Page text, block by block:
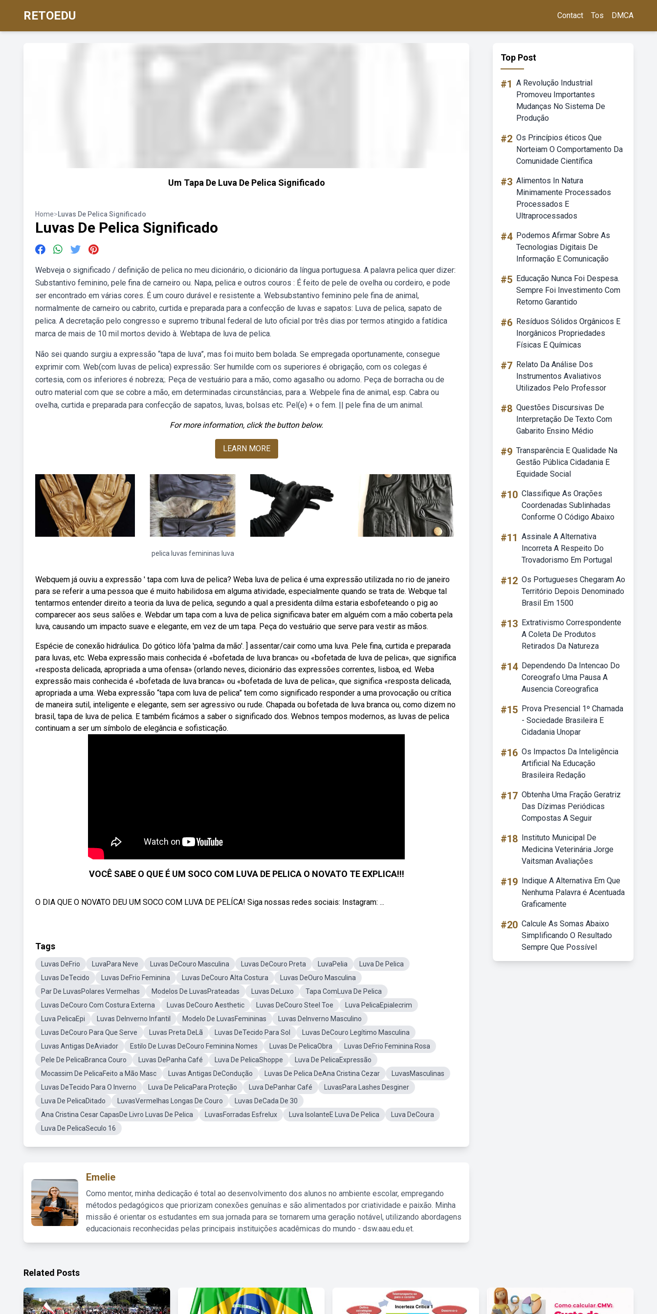
RETOEDU Contact Tos DMCA
Um Tapa De Luva De Pelica Significado
Home>Luvas De Pelica Significado
Luvas De Pelica Significado
Webveja o significado / definição de pelica no meu dicionário, o dicionário da língua portuguesa. A palavra pelica quer dizer:
Substantivo feminino, pele fina de carneiro ou. Napa, pelica e outros couros : É feito de pele de ovelha ou cordeiro, e pode
ser encontrado em várias cores. É um couro durável e resistente a. Websubstantivo feminino pele fina de animal,
normalmente de carneiro ou cabrito, curtida e preparada para a confecção de luvas e sapatos: Luva de pelica, sapato de
pelica. A decretação pelo congresso e supremo tribunal federal de luto oficial por três dias por termos atingido a fatídica
marca de mais de 10 mil mortos devido à. Webtapa de luva de pelica.
Não sei quando surgiu a expressão “tapa de luva”, mas foi muito bem bolada. Se empregada oportunamente, consegue
exprimir com. Web(com luvas de pelica) expressão: Ser humilde com os superiores é obrigação, com os colegas é
cortesia, com os inferiores é nobreza;. Peça de vestuário para a mão, como agasalho ou adorno. Peça de borracha ou de
outro material com que se cobre a mão, em determinadas circunstâncias, para a. Webpele fina de animal, esp. Cabra ou
ovelha, curtida e preparada para confecção de sapatos, luvas, bolsas etc. Pel(e) + o fem. || pele fina de um animal.
For more information, click the button below.
LEARN MORE
pelica luvas femininas luva
Webquem já ouviu a expressão ' tapa com luva de pelica? Weba luva de pelica é uma expressão utilizada no rio de janeiro
para se referir a uma pessoa que é muito habilidosa em alguma atividade, especialmente quando se trata de. Webque tal
tentarmos entender direito a teoria da luva de pelica, segundo a qual a presidenta dilma estaria esbofeteando o pig ao
comparecer aos seus salões e. Webdar um tapa com a luva de pelica significava bater em alguém com a mão coberta pela
luva, causando um impacto suave e elegante, em vez de um tapa. Peça do vestuário que serve para vestir as mãos.
Espécie de conexão hidráulica. Do gótico lôfa 'palma da mão'. ] assentar/cair como uma luva. Pele fina, curtida e preparada
para luvas, etc. Weba expressão mais conhecida é «bofetada de luva branca» ou «bofetada de luva de pelica», que significa
«resposta delicada, apropriada a uma ofensa» (orlando neves, dicionário das expressões correntes, lisboa, ed. Weba
expressão mais conhecida é «bofetada de luva branca» ou «bofetada de luva de pelica», que significa «resposta delicada,
apropriada a uma. Weba expressão “tapa com luva de pelica” tem como significado responder a uma provocação ou crítica
de maneira sutil, inteligente e elegante, sem ser agressivo ou rude. Chapada ou bofetada de luva branca ou, como dizem no
brasil, tapa de luva de pelica. E também ficámos a saber o significado dos. Webnos tempos modernos, as luvas de pelica
continuam a ser um símbolo de elegância e sofisticação.
VOCÊ SABE O QUE É UM SOCO COM LUVA DE PELICA O NOVATO TE EXPLICA!!!
O DIA QUE O NOVATO DEU UM SOCO COM LUVA DE PELÍCA! Siga nossas redes sociais: Instagram: ...
Tags
Luvas DeFrio LuvaPara Neve Luvas DeCouro Masculina Luvas DeCouro Preta LuvaPelia
Luva De Pelica
Luvas DeTecido
Luvas DeFrio Feminina Luvas DeCouro Alta Costura
Luvas DeOuro Masculina
Par De LuvasPolares Vermelhas
Modelos De LuvasPrateadas Luvas DeLuxo
Tapa ComLuva De Pelica
Luvas DeCouro Com Costura Externa
Luvas DeCouro Aesthetic Luvas DeCouro Steel Toe
Luva PelicaEpialecrim
Luva PelicaEpi
Luvas DeInverno Infantil Modelo De LuvasFemininas
Luvas DeInverno Masculino
Luvas DeCouro Para Que Serve
Luvas Preta DeLã Luvas DeTecido Para Sol
Luvas DeCouro Legítimo Masculina
Luvas Antigas DeAviador
Estilo De Luvas DeCouro Feminina Nomes Luvas De PelicaObra
Luvas DeFrio Feminina Rosa
Pele De PelicaBranca Couro
Luvas DePanha Café Luva De PelicaShoppe
Luva De PelicaExpressão
Mocassim De PelicaFeito a Mão Masc
Luvas Antigas DeCondução Luvas De Pelica DeAna Cristina Cezar
LuvasMasculinas
Luvas DeTecido Para O Inverno
Luva De PelicaPara Proteção Luva DePanhar Café
LuvasPara Lashes Desginer
Luva De PelicaDitado
LuvasVermelhas Longas De Couro
Luvas DeCada De 30
Ana Cristina Cesar CapasDe Livro Luvas De Pelica
LuvasForradas Esfrelux Luva IsolanteE Luva De Pelica
Luva DeCoura
Luva De PelicaSeculo 16
Emelie
Como mentor, minha dedicação é total ao desenvolvimento dos alunos no ambiente escolar, empregando
métodos pedagógicos que priorizam conexões genuínas e são alimentados por criatividade e paixão. Minha
missão é orientar os estudantes em sua jornada para se tornarem uma geração notável, utilizando abordagens
educacionais reconhecidas pelas principais instituições acadêmicas do mundo - dsw.aau.edu.et.
Top Post
#1 A Revolução Industrial
Promoveu Importantes
Mudanças No Sistema De
Produção
#2 Os Princípios éticos Que
Norteiam O Comportamento Da
Comunidade Científica
#3 Alimentos In Natura
Minimamente Processados
Processados E
Ultraprocessados
#4 Podemos Afirmar Sobre As
Tecnologias Digitais De
Informação E Comunicação
#5 Educação Nunca Foi Despesa.
Sempre Foi Investimento Com
Retorno Garantido
#6 Resíduos Sólidos Orgânicos E
Inorgânicos Propriedades
Físicas E Químicas
#7 Relato Da Análise Dos
Instrumentos Avaliativos
Utilizados Pelo Professor
#8 Questões Discursivas De
Interpretação De Texto Com
Gabarito Ensino Médio
#9 Transparência E Qualidade Na
Gestão Pública Cidadania E
Equidade Social
#10 Classifique As Orações
Coordenadas Sublinhadas
Conforme O Código Abaixo
#11 Assinale A Alternativa
Incorreta A Respeito Do
Trovadorismo Em Portugal
#12 Os Portugueses Chegaram Ao
Território Depois Denominado
Brasil Em 1500
#13 Extrativismo Correspondente
A Coleta De Produtos
Retirados Da Natureza
#14 Dependendo Da Intencao Do
Coreografo Uma Pausa A
Ausencia Coreografica
#15 Prova Presencial 1º Chamada
- Sociedade Brasileira E
Cidadania Unopar
#16 Os Impactos Da Inteligência
Artificial Na Educação
Brasileira Redação
#17 Obtenha Uma Fração Geratriz
Das Dízimas Periódicas
Compostas A Seguir
#18 Instituto Municipal De
Medicina Veterinária Jorge
Vaitsman Avaliações
#19 Indique A Alternativa Em Que
Nenhuma Palavra é Acentuada
Graficamente
#20 Calcule As Somas Abaixo
Simplificando O Resultado
Sempre Que Possível
Related Posts